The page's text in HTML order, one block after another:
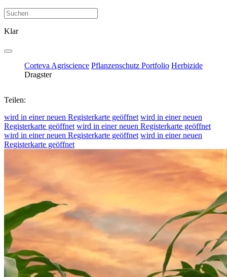
Klar
Corteva Agriscience Pflanzenschutz Portfolio Herbizide
Dragster
Teilen:
wird in einer neuen Registerkarte geöffnet wird in einer neuen
Registerkarte geöffnet wird in einer neuen Registerkarte geöffnet
wird in einer neuen Registerkarte geöffnet wird in einer neuen
Registerkarte geöffnet